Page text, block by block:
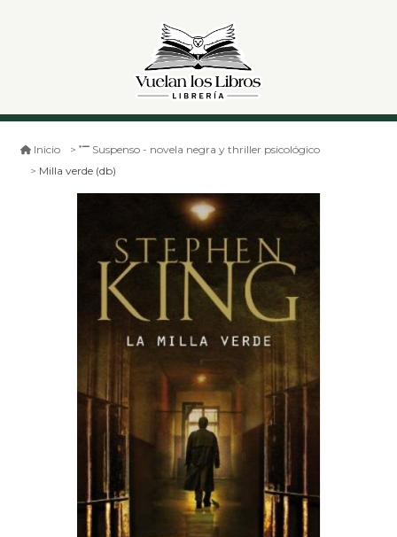
Inicio
Suspenso - novela negra y thriller psicológico
Milla verde (db)